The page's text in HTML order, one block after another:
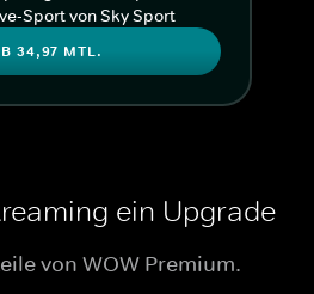
Sport von Sky Sport
34,97 MTL.
ein Upgrade
von WOW Premium.